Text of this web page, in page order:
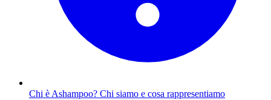
Chi è Ashampoo? Chi siamo e cosa rappresentiamo